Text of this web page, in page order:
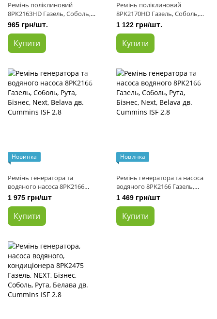
Ремінь поліклиновий
8РК2163HD Газель, Соболь,
Бізнес, NEXT з дв. CUMMINS ISF
2.8, TRUCK (пр-во DAYCO)
965 грн/шт.
Купити
Ремінь поліклиновий
8PK2170HD Газель, Соболь,
Бізнес, NEXT з дв. CUMMINS ISF
2.8, TRUCK (пр-во DAYCO)
1 122 грн/шт.
Купити
Новинка
Ремінь генератора та
водяного насоса 8PK2166
Газель, Соболь, Рута, Бізнес,
Next, Belava дв. Cummins ISF
2.8
1 975 грн/шт
Купити
Новинка
Ремінь генератора та насоса
водяного 8PK2166 Газель,
Соболь, Рута, Бізнес, Next,
Belava дв. Cummins ISF 2.8
1 469 грн/шт
Купити